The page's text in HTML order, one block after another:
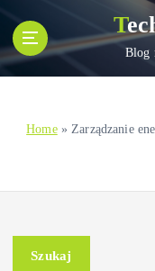
i
t
Blog
Home» Zarządzanie
Szukaj